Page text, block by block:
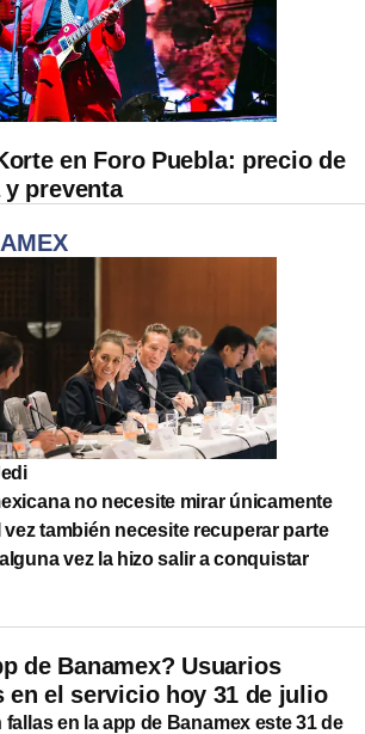
en Foro Puebla: precio de
preventa
no necesite mirar únicamente
vez también necesite recuperar parte
vez la hizo salir a conquistar
de Banamex? Usuarios
en el servicio hoy 31 de julio
en la app de Banamex este 31 de